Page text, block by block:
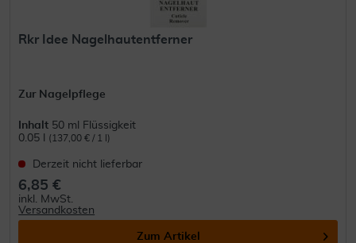
Rkr Idee Nagelhautentferner
Zur Nagelpflege
Inhalt 50 ml Flüssigkeit
0.05 l
(137,00 € / 1 l)
Derzeit nicht lieferbar
6,85 €
inkl. MwSt.
Versandkosten
Zum Artikel